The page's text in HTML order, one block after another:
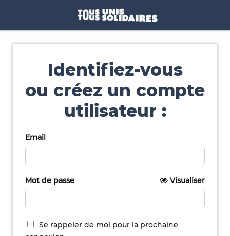
Identifiez-vous
ou créez un compte
utilisateur :
Email
Mot de passe Visualiser
Se rappeler de moi pour la prochaine